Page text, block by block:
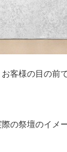
客様の目の前
の祭壇のイメ